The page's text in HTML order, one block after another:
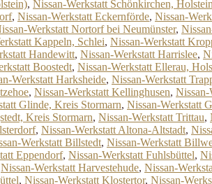
, Nissan-Werkstatt Schönkirchen, Holstein
, Nissan-Werkstatt Eckernförde, Nissan-
Werkstatt Nortorf bei Neumünster,
Kappeln, Schlei, Nissan-Werkstatt
Handewitt, Nissan-Werkstatt Harrislee,
Boostedt, Nissan-Werkstatt Ellerau,
Werkstatt Harksheide, Nissan-Werkstatt
, Nissan-Werkstatt Kellinghusen, Nissan-
Glinde, Kreis Stormarn, Nissan-Werkstatt
Kreis Stormarn, Nissan-Werkstatt Trittau,
, Nissan-Werkstatt Altona-Altstadt,
Werkstatt Billstedt, Nissan-Werkstatt
Eppendorf, Nissan-Werkstatt Fuhlsbüttel,
Nissan-Werkstatt Harvestehude, Nissan-
, Nissan-Werkstatt Klostertor, Nissan-